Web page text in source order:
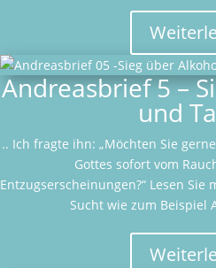
Andreasbrief 5 –
und
.. Ich fragte ihn: „Möchten Sie
Gottes sofort vom
Entzugserscheinungen?“ Lesen
Sucht wie zum Beispiel